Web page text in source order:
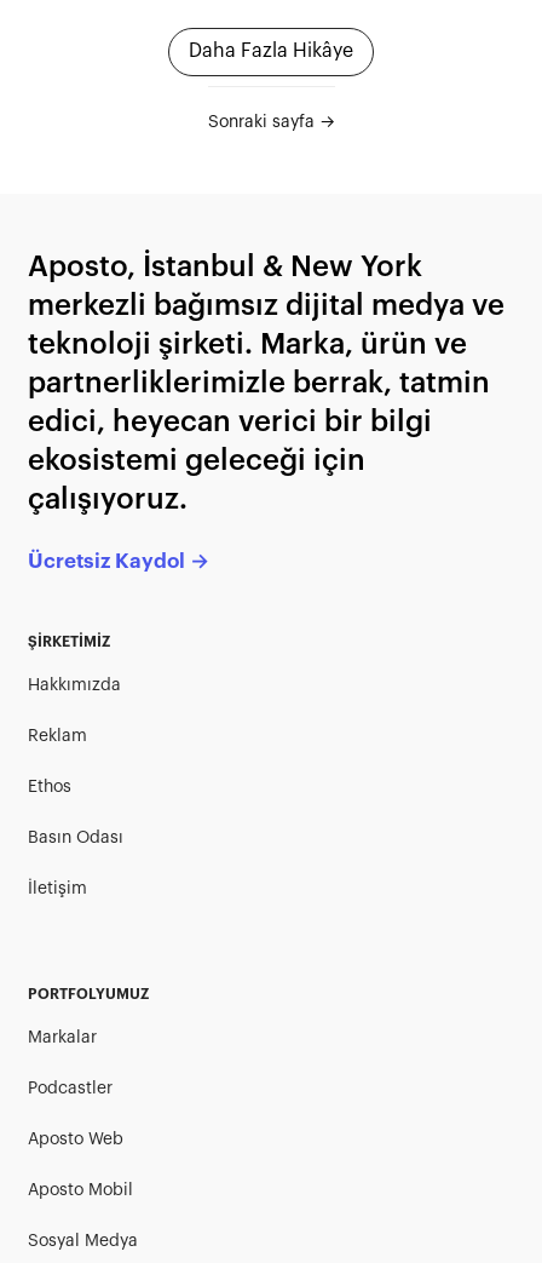
Daha Fazla Hikâye
Sonraki sayfa →
Aposto, İstanbul & New York
merkezli bağımsız dijital medya ve
teknoloji şirketi. Marka, ürün ve
partnerliklerimizle berrak, tatmin
edici, heyecan verici bir bilgi
ekosistemi geleceği için
çalışıyoruz.
Ücretsiz Kaydol →
ŞİRKETİMİZ
Hakkımızda
Reklam
Ethos
Basın Odası
İletişim
PORTFOLYUMUZ
Markalar
Podcastler
Aposto Web
Aposto Mobil
Sosyal Medya